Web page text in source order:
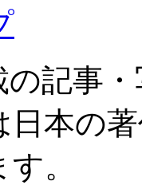
記事
日本の
。